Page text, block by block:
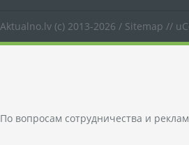
Aktualno.lv (c) 2013-2026 / Sitemap //
По вопросам сотрудничества и